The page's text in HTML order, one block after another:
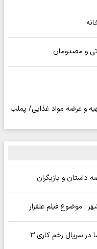
و مصدومان
و عرضه مواد غذایی/ پملب
و بازیگران
؛ موضوع فیلم علفزار
در سریال زخم کاری ۳